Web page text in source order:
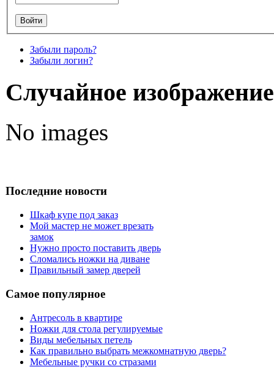
Забыли пароль?
Забыли логин?
Случайное изображение
No images
Последние новости
Шкаф купе под заказ
Мой мастер не может врезать
замок
Нужно просто поставить дверь
Сломались ножки на диване
Правильный замер дверей
Самое популярное
Антресоль в квартире
Ножки для стола регулируемые
Виды мебельных петель
Как правильно выбрать межкомнатную дверь?
Мебельные ручки со стразами